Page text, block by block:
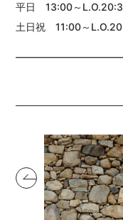
平日 13:00～
土日祝 11:00～